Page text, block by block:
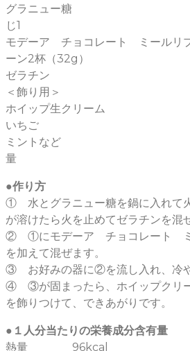
グラニュ
じ1
モデーア チョコレート ミール
ーン2杯（32g）
ゼラチ
＜飾り用＞
ホイップ生ク
いちご
ミント
量
●作り方
① 水とグラニュー糖を鍋に入れて
が溶けたら火を止めてゼラチンを混
② ①にモデーア チョコレート ミ
を加えて混ぜます。
③ お好みの器に②を流し入れ、冷や
④ ③が固まったら、ホイップクリ
を飾りつけて、できあがりです。
●１人分当たりの栄養成分含有量
熱量 96kcal